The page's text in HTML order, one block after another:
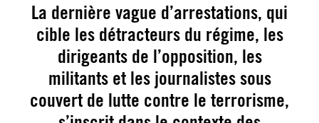
La dernière vague d’arrestations, qui
cible les détracteurs du régime, les
dirigeants de l’opposition, les
militants et les journalistes sous
couvert de lutte contre le terrorisme,